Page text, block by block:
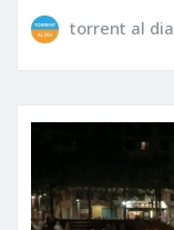
torrent al dia